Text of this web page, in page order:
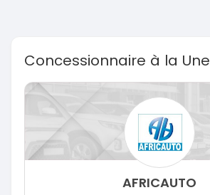
Concessionnaire à la Une
AFRICAUTO